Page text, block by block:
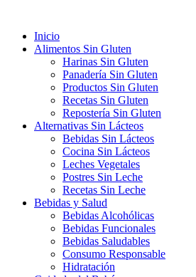
contenido
Inicio
Alimentos Sin Gluten
Harinas Sin Gluten
Panadería Sin Gluten
Productos Sin Gluten
Recetas Sin Gluten
Repostería Sin Gluten
Alternativas Sin Lácteos
Bebidas Sin Lácteos
Cocina Sin Lácteos
Leches Vegetales
Postres Sin Leche
Recetas Sin Leche
Bebidas y Salud
Bebidas Alcohólicas
Bebidas Funcionales
Bebidas Saludables
Consumo Responsable
Hidratación